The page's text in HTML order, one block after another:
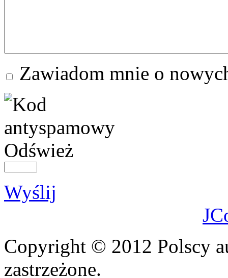
Zawiadom mnie o
Odśwież
Wyślij
Copyright © 2012 Polscy
zastrzeżone.